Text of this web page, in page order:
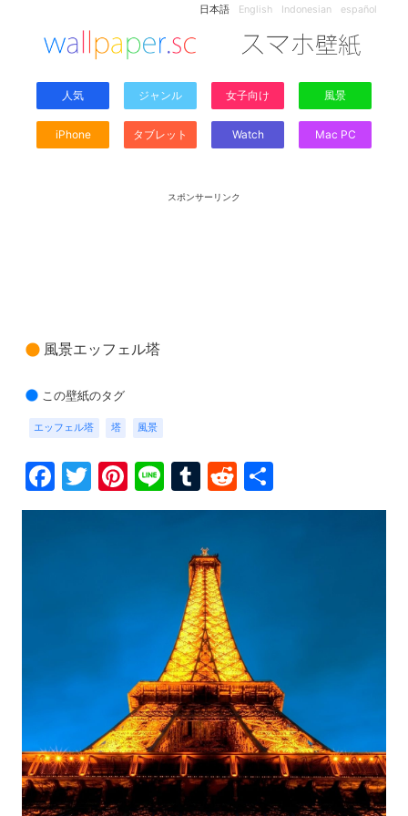
日本語 English Indonesian español
人気 ジャンル 女子向け 風景
iPhone タブレット Watch Mac PC
スポンサーリンク
風景エッフェル塔
この壁紙のタグ
エッフェル塔 塔 風景
Facebook
Twitter
Pinterest
LineTumblr
Reddit
有